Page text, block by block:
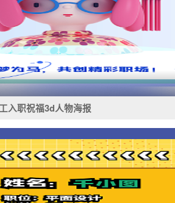
入职祝福3d人物海报